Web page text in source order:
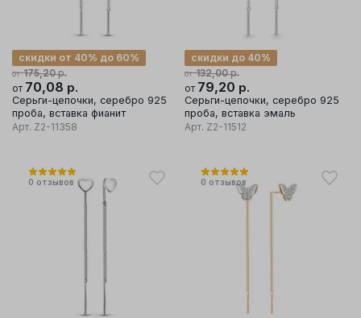
от 175,20р.
скидки от 40% до 60%
от 70,08 р.
Серьги-цепочки, серебро 925
проба, вставка фианит
Арт. Z2-11358
от 132,00р.
скидки до 40%
от 79,20 р.
Серьги-цепочки, серебро 925
проба, вставка эмаль
Арт. Z2-11512
0 отзывов 0 отзывов